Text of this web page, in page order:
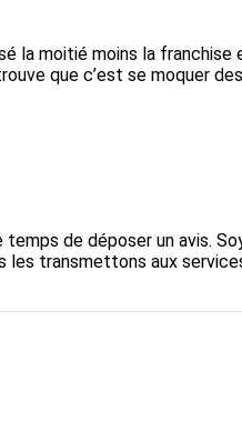
la moitié moins la franchise
que c’est se moquer
de déposer un avis.
transmettons aux